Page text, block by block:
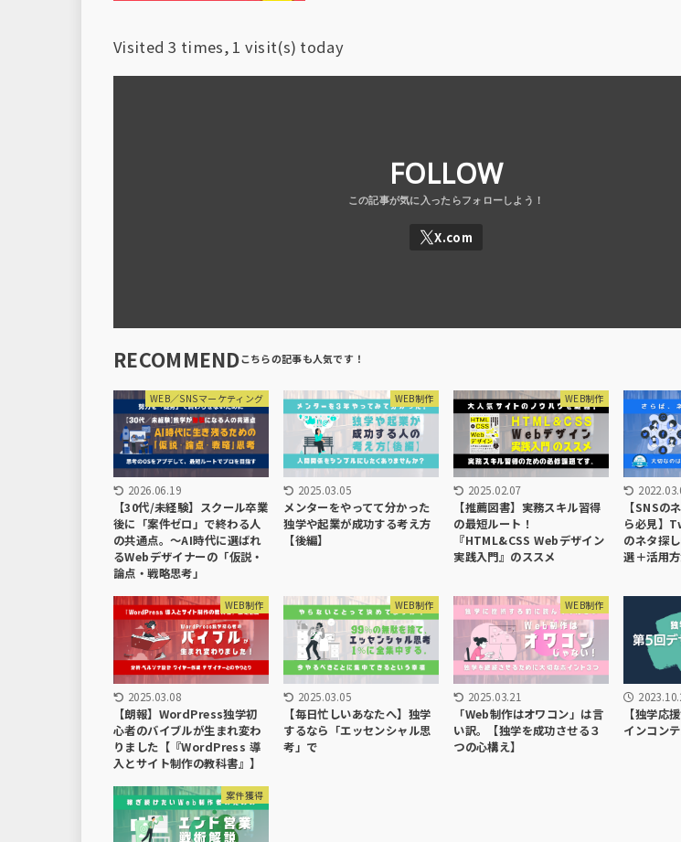
Visited 3 times, 1 visit(s) today
FOLLOW
RECOMMEND
WEB／SNSマーケティング
2026.06.19
【30代/未経験】スクール卒業
後に「案件ゼロ」で終わる人
の共通点。〜AI時代に選ばれ
るWebデザイナーの「仮説・
論点・戦略思考」
WEB制作
2025.03.05
メンターをやってて分かった
独学や起業が成功する考え方
【後編】
WEB制作
2025.02.07
【推薦図書】実務スキル習得
の最短ルート！
『HTML&CSS Webデザイン
実践入門』のススメ
【SNSの
ら必見】
のネタ探
選＋活用
WEB制作
2025.03.08
【朗報】WordPress独学初
心者のバイブルが生まれ変わ
りました【『WordPress 導
入とサイト制作の教科書』】
WEB制作
2025.03.05
【毎日忙しいあなたへ】独学
するなら「エッセンシャル思
考」で
WEB制作
2025.03.21
「Web制作はオワコン」は言
い訳。【独学を成功させる３
つの心構え】
【独学応
インコン
案件獲得